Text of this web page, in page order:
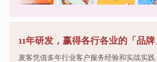
11年研发，赢得各行各业的「品
麦客凭借多年行业客户服务经验和实战实